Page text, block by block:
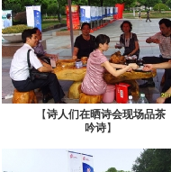
【诗人们在晒诗会现场品茶
吟诗】